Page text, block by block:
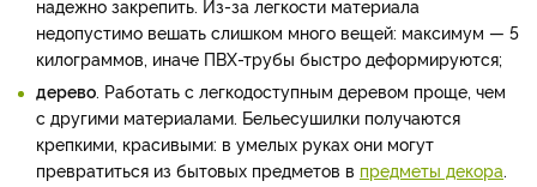
надежно закрепить. Из-за легкости материала
недопустимо вешать слишком много вещей: максимум — 5
килограммов, иначе ПВХ-трубы быстро деформируются;
дерево. Работать с легкодоступным деревом проще, чем
с другими материалами. Бельесушилки получаются
крепкими, красивыми: в умелых руках они могут
превратиться из бытовых предметов в предметы декора.